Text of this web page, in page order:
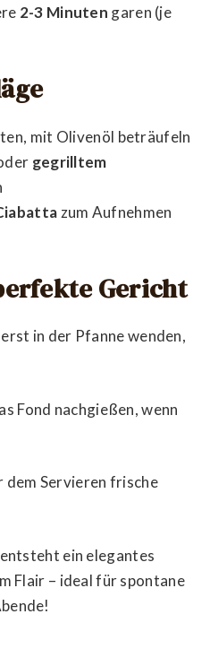
2-3 Minuten garen (je
mit Olivenöl beträufeln
gegrilltem
zum Aufnehmen
Gericht
in der Pfanne wenden,
Fond nachgießen, wenn
dem Servieren frische
entsteht ein elegantes
Flair – ideal für spontane